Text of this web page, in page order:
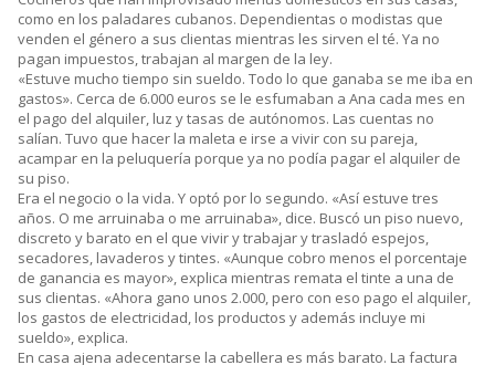
como en los paladares cubanos. Dependientas o modistas que
venden el género a sus clientas mientras les sirven el té. Ya no
pagan impuestos, trabajan al margen de la ley.
«Estuve mucho tiempo sin sueldo. Todo lo que ganaba se me iba en
gastos». Cerca de 6.000 euros se le esfumaban a Ana cada mes en
el pago del alquiler, luz y tasas de autónomos. Las cuentas no
salían. Tuvo que hacer la maleta e irse a vivir con su pareja,
acampar en la peluquería porque ya no podía pagar el alquiler de
su piso.
Era el negocio o la vida. Y optó por lo segundo. «Así estuve tres
años. O me arruinaba o me arruinaba», dice. Buscó un piso nuevo,
discreto y barato en el que vivir y trabajar y trasladó espejos,
secadores, lavaderos y tintes. «Aunque cobro menos el porcentaje
de ganancia es mayor», explica mientras remata el tinte a una de
sus clientas. «Ahora gano unos 2.000, pero con eso pago el alquiler,
los gastos de electricidad, los productos y además incluye mi
sueldo», explica.
En casa ajena adecentarse la cabellera es más barato. La factura